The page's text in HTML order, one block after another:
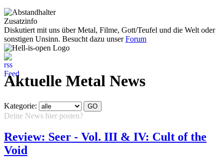
Zusatzinfo
Diskutiert mit uns über Metal, Filme, Gott/Teufel und die Welt oder
sonstigen Unsinn. Besucht dazu unserForum
Aktuelle Metal News
Kategorie:
Deine News hier posten?
Review: Seer - Vol. III & IV: Cult of the
Void